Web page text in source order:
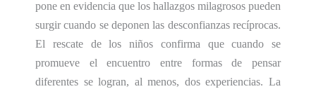
pone en evidencia que los hallazgos milagrosos pueden
surgir cuando se deponen las desconfianzas recíprocas.
El rescate de los niños confirma que cuando se
promueve el encuentro entre formas de pensar
diferentes se logran, al menos, dos experiencias. La